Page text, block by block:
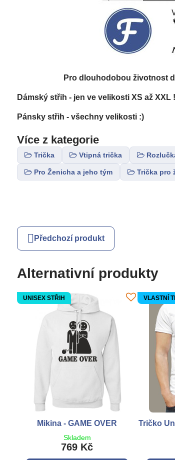
Pro dlouhodobou životnost
Dámský střih - jen ve velikosti XS až XXL
Pánsky střih - všechny velikosti :)
Více z kategorie
Trička Vtipná trička
Pro Ženicha a jeho tým Trička pro
Předchozí produkt
Alternativní produkty
UNISEX STŘIH
Mikina - GAME OVER
Skladem
769 Kč
VLASTNÍ
Tričko